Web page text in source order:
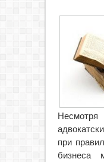
при
бизнеса